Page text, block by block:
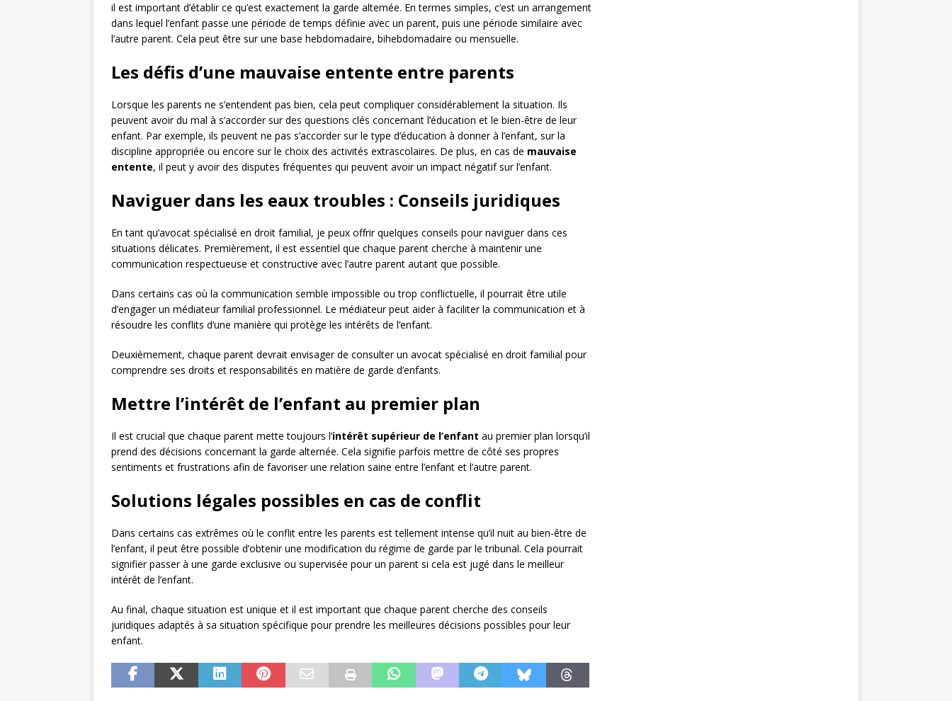
il est important d’établir ce qu’est exactement la garde alternée. En termes simples, c’est un arrangement
dans lequel l’enfant passe une période de temps définie avec un parent, puis une période similaire avec
l’autre parent. Cela peut être sur une base hebdomadaire, bihebdomadaire ou mensuelle.
Les défis d’une mauvaise entente entre parents
Lorsque les parents ne s’entendent pas bien, cela peut compliquer considérablement la situation. Ils
peuvent avoir du mal à s’accorder sur des questions clés concernant l’éducation et le bien-être de leur
enfant. Par exemple, ils peuvent ne pas s’accorder sur le type d’éducation à donner à l’enfant, sur la
discipline appropriée ou encore sur le choix des activités extrascolaires. De plus, en cas de mauvaise
entente, il peut y avoir des disputes fréquentes qui peuvent avoir un impact négatif sur l’enfant.
Naviguer dans les eaux troubles : Conseils juridiques
En tant qu’avocat spécialisé en droit familial, je peux offrir quelques conseils pour naviguer dans ces
situations délicates. Premièrement, il est essentiel que chaque parent cherche à maintenir une
communication respectueuse et constructive avec l’autre parent autant que possible.
Dans certains cas où la communication semble impossible ou trop conflictuelle, il pourrait être utile
d’engager un médiateur familial professionnel. Le médiateur peut aider à faciliter la communication et à
résoudre les conflits d’une manière qui protège les intérêts de l’enfant.
Deuxièmement, chaque parent devrait envisager de consulter un avocat spécialisé en droit familial pour
comprendre ses droits et responsabilités en matière de garde d’enfants.
Mettre l’intérêt de l’enfant au premier plan
Il est crucial que chaque parent mette toujours l’intérêt supérieur de l’enfant au premier plan lorsqu’il
prend des décisions concernant la garde alternée. Cela signifie parfois mettre de côté ses propres
sentiments et frustrations afin de favoriser une relation saine entre l’enfant et l’autre parent.
Solutions légales possibles en cas de conflit
Dans certains cas extrêmes où le conflit entre les parents est tellement intense qu’il nuit au bien-être de
l’enfant, il peut être possible d’obtenir une modification du régime de garde par le tribunal. Cela pourrait
signifier passer à une garde exclusive ou supervisée pour un parent si cela est jugé dans le meilleur
intérêt de l’enfant.
Au final, chaque situation est unique et il est important que chaque parent cherche des conseils
juridiques adaptés à sa situation spécifique pour prendre les meilleures décisions possibles pour leur
enfant.